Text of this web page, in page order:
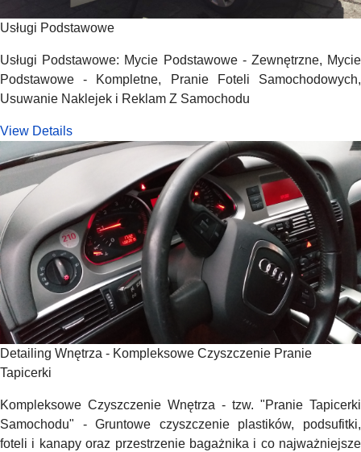
Usługi Podstawowe
Usługi Podstawowe: Mycie Podstawowe - Zewnętrzne, Mycie
Podstawowe - Kompletne, Pranie Foteli Samochodowych,
Usuwanie Naklejek i Reklam Z Samochodu
View Details
Detailing Wnętrza - Kompleksowe Czyszczenie Pranie
Tapicerki
Kompleksowe Czyszczenie Wnętrza - tzw. "Pranie Tapicerki
Samochodu" - Gruntowe czyszczenie plastików, podsufitki,
foteli i kanapy oraz przestrzenie bagażnika i co najważniejsze